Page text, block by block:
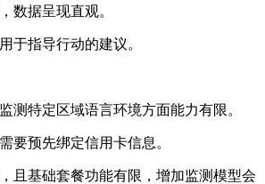
据呈现直观。
指导行动的建议。
特定区域语言环境方面能力有限。
预先绑定信用卡信息。
基础套餐功能有限，增加监测模型会